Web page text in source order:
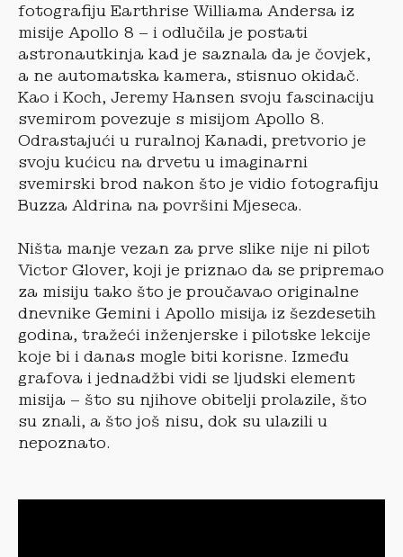
fotografiju Earthrise Williama Andersa iz
misije Apollo 8 – i odlučila je postati
astronautkinja kad je saznala da je čovjek,
a ne automatska kamera, stisnuo okidač.
Kao i Koch, Jeremy Hansen svoju fascinaciju
svemirom povezuje s misijom Apollo 8.
Odrastajući u ruralnoj Kanadi, pretvorio je
svoju kućicu na drvetu u imaginarni
svemirski brod nakon što je vidio fotografiju
Buzza Aldrina na površini Mjeseca.
Ništa manje vezan za prve slike nije ni pilot
Victor Glover, koji je priznao da se pripremao
za misiju tako što je proučavao originalne
dnevnike Gemini i Apollo misija iz šezdesetih
godina, tražeći inženjerske i pilotske lekcije
koje bi i danas mogle biti korisne. Između
grafova i jednadžbi vidi se ljudski element
misija – što su njihove obitelji prolazile, što
su znali, a što još nisu, dok su ulazili u
nepoznato.